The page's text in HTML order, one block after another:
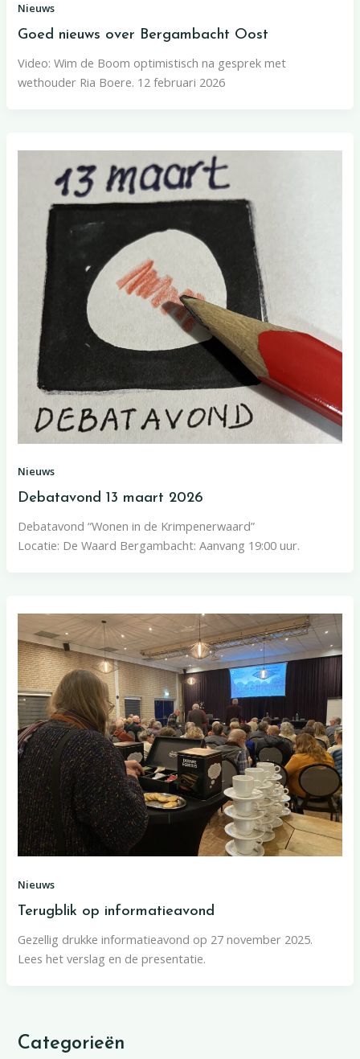
Nieuws
Goed nieuws over Bergambacht Oost
Video: Wim de Boom optimistisch na gesprek met
wethouder Ria Boere. 12 februari 2026
Nieuws
Debatavond 13 maart 2026
Debatavond “Wonen in de Krimpenerwaard”
Locatie: De Waard Bergambacht: Aanvang 19:00 uur.
Nieuws
Terugblik op informatieavond
Gezellig drukke informatieavond op 27 november 2025.
Lees het verslag en de presentatie.
Categorieën